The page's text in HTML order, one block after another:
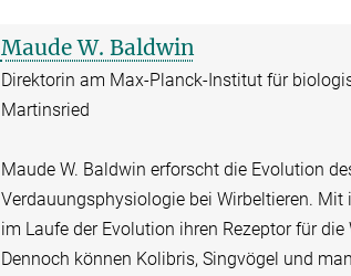
Maude W. Baldwin
Direktorin am Max-Planck-Institut für
Martinsried
Maude W. Baldwin erforscht die Evolution
Verdauungsphysiologie bei Wirbeltieren.
im Laufe der Evolution ihren Rezeptor für
Dennoch können Kolibris, Singvögel und